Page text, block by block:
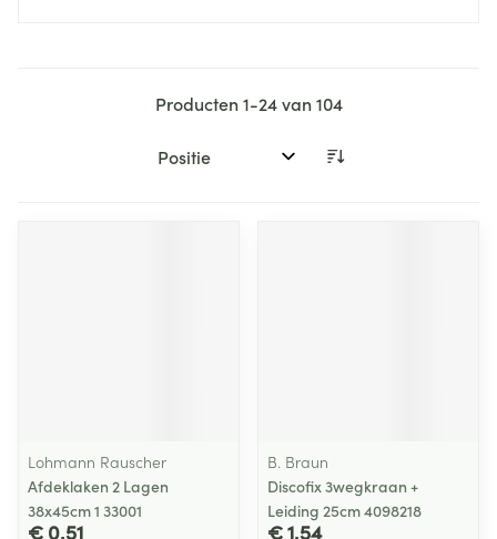
Producten1-24van104
Sorteer op:
Lohmann Rauscher
Afdeklaken 2 Lagen
38x45cm 1 33001
€ 0,51
B. Braun
Discofix 3wegkraan +
Leiding 25cm 4098218
€ 1,54